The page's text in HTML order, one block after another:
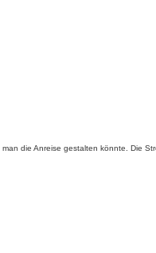
die Anreise gestalten könnte. Die